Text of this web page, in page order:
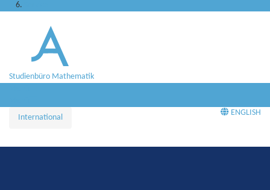
Studienbüro Mathematik
International
ENGLISH